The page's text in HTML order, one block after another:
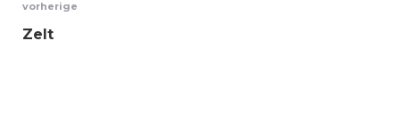
Beitrags-
vorherige
Zelt